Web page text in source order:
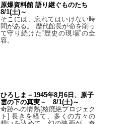
原爆資料館 語り継ぐものたち
8/1(土)～
そこには、忘れてはいけない時
間がある。 歴代館長が命を削っ
て守り続けた”歴史の現場”の全
容。
ひろしま－1945年8月6日、原子
雲の下の真実－ 8/1(土)～
奇跡への情熱[核廃絶プロジェク
ト] 長きを経て、多くの方々の